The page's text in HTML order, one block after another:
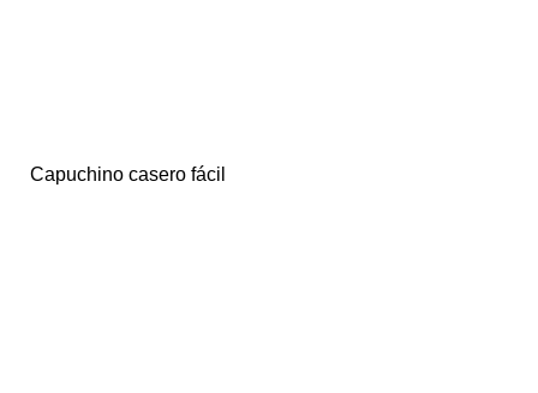
Capuchino casero fácil